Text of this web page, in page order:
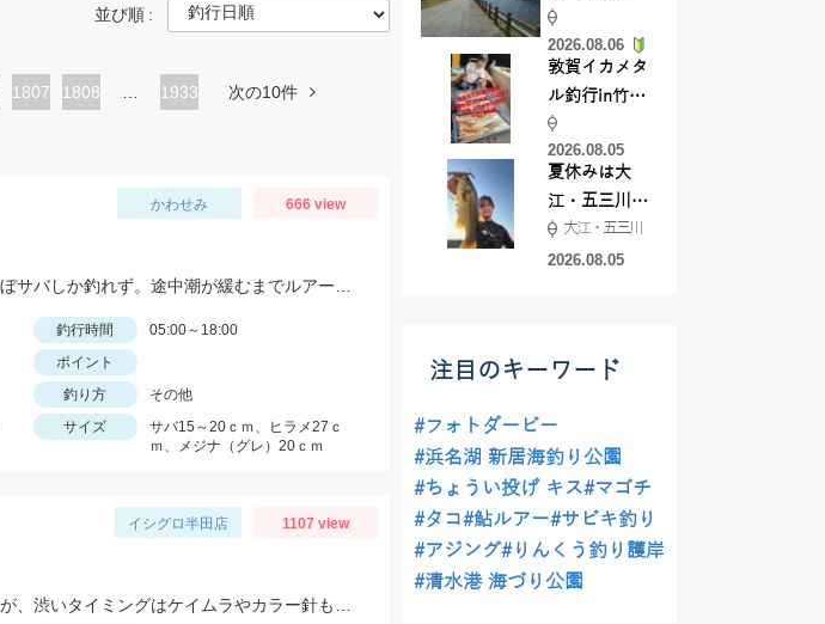
並び順
ペ
1807
ペ
1808 1933 次の10件
かわせみ 666 view
釣行時間
05:00～18:00
ポイント
釣り方
その他
サイズ
サバ15～20ｃｍ、ヒラメ27ｃ
ｍ、メジナ（グレ）20ｃｍ
イシグロ半田店 1107 view
釣り場調査し
てきました
2026.08.06
敦賀イカメタ
ル釣行in竹宝
丸様 釣り方で
釣果が激変！
竿頭を取った
パターンと
は？
2026.08.05
夏休みは大
江・五三川で
バスフィッシ
ング♪
大江・五三川
2026.08.05
注目のキーワード
#フォトダービー
#浜名湖 新居海釣り公園
#ちょうい投げ キス#マゴチ
#タコ#鮎ルアー#サビキ釣り
#アジング#りんくう釣り護岸
#清水港 海づり公園